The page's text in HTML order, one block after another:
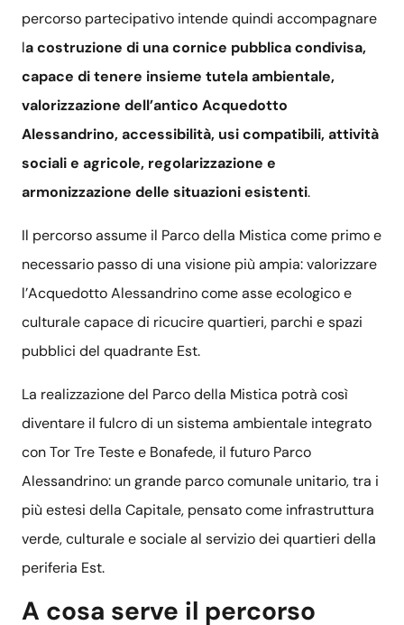
percorso partecipativo intende quindi accompagnare
la costruzione di una cornice pubblica condivisa,
capace di tenere insieme tutela ambientale,
valorizzazione dell’antico Acquedotto
Alessandrino, accessibilità, usi compatibili, attività
sociali e agricole, regolarizzazione e
armonizzazione delle situazioni esistenti.
Il percorso assume il Parco della Mistica come primo e
necessario passo di una visione più ampia: valorizzare
l’Acquedotto Alessandrino come asse ecologico e
culturale capace di ricucire quartieri, parchi e spazi
pubblici del quadrante Est.
La realizzazione del Parco della Mistica potrà così
diventare il fulcro di un sistema ambientale integrato
con Tor Tre Teste e Bonafede, il futuro Parco
Alessandrino: un grande parco comunale unitario, tra i
più estesi della Capitale, pensato come infrastruttura
verde, culturale e sociale al servizio dei quartieri della
periferia Est.
A cosa serve il percorso